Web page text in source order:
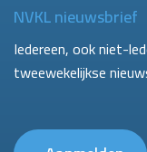
NVKL nieuwsbrief
Iedereen, ook niet-
tweewekelijkse